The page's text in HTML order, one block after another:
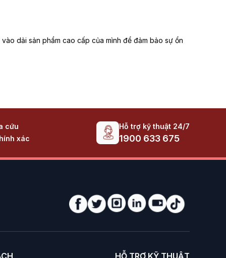
dải sản phẩm cao cấp của mình để đảm bảo sự ổn
khi đi dây (cable management) trong các vỏ case
350W là lựa chọn số một. Sở hữu kích thước chuẩn
cứu
xác
Hỗ trợ kỹ thuật 24/7
1900 633 675
HỖ TRỢ KỸ THUẬT